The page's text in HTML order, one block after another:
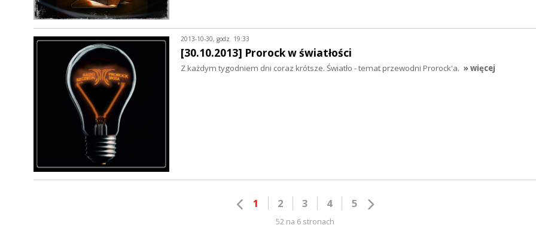
2013-10-30, godz. 19:33
[30.10.2013] Prorock w światłości
Z każdym tygodniem dni coraz krótsze. Światło - temat przewodni Prorock'a. » więcej
1 2 3 4 5
52 na 6 stronach